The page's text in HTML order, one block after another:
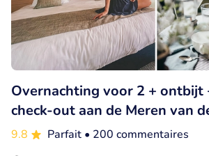
Overnachting voor 2 + ontbijt
check-out aan de Meren van
9.8 Parfait • 200 commentaires